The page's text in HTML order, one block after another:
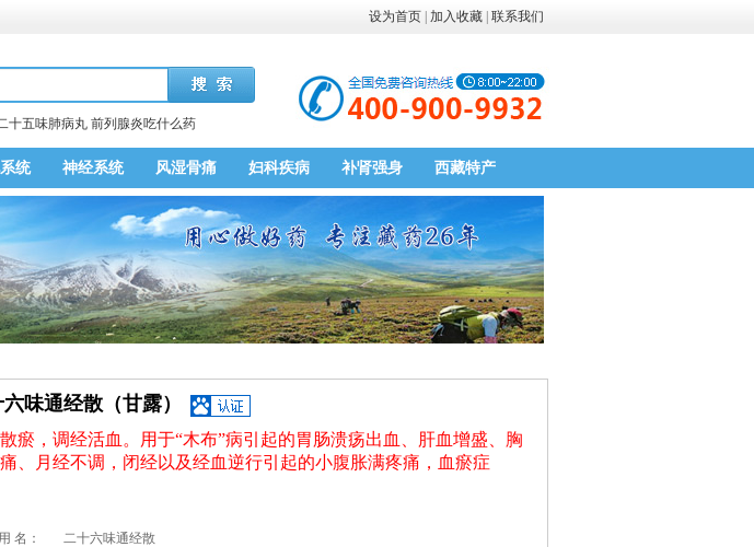
设为首页 加入收藏 联系我们
十五味肺病丸 前列腺炎吃什么药
统 神经系统 风湿骨痛 妇科疾病 补肾强身 西藏特产
味通经散（甘露）
瘀，调经活血。用于“木布”病引起的胃肠溃疡出血、肝血增盛、胸
、月经不调，闭经以及经血逆行引起的小腹胀满疼痛，血瘀症
名：
二十六味通经散